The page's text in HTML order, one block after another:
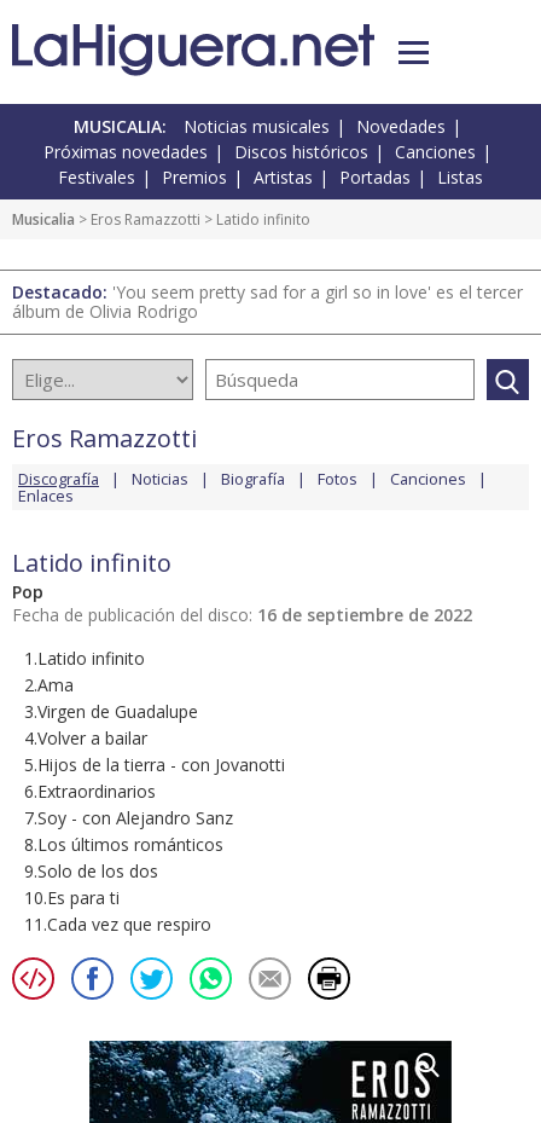
MUSICALIA: Noticias musicales
Novedades
Próximas novedades
Discos históricos
Canciones
Festivales
Premios Artistas Portadas Listas
Musicalia > Eros Ramazzotti > Latido infinito
Destacado: 'You seem pretty sad for a girl so in love' es el tercer
álbum de Olivia Rodrigo
Eros Ramazzotti
Discografía Noticias Biografía Fotos Canciones
Enlaces
Latido infinito
Pop
Fecha de publicación del disco: 16 de septiembre de 2022
1.Latido infinito
2.Ama
3.Virgen de Guadalupe
4.Volver a bailar
5.Hijos de la tierra - con Jovanotti
6.Extraordinarios
7.Soy - con Alejandro Sanz
8.Los últimos románticos
9.Solo de los dos
10.Es para ti
11.Cada vez que respiro